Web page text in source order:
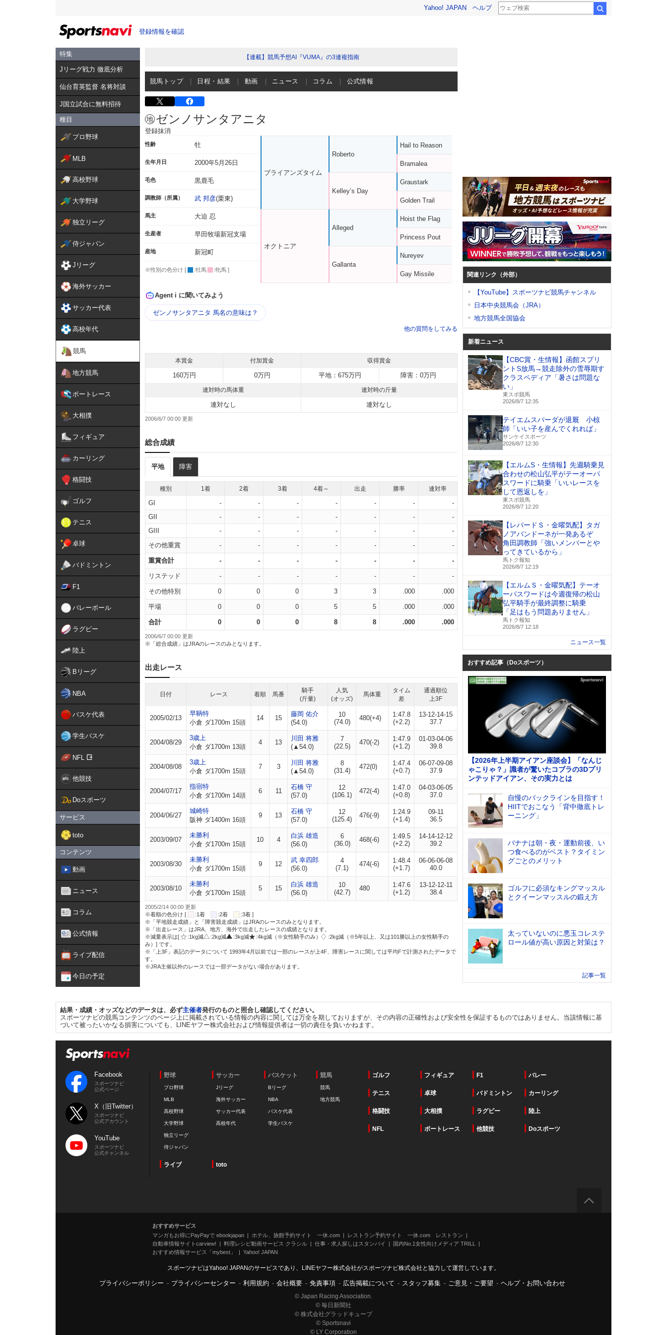
Yahoo! JAPAN ヘルプ
登録情報を確認
特集
Jリーグ戦力 徹底分析
仙台育英監督 名将対談
J国立試合に無料招待
種目
プロ野球
MLB
高校野球
大学野球
独立リーグ
侍ジャパン
Jリーグ
海外サッカー
サッカー代表
高校年代
競馬
地方競馬
ボートレース
大相撲
フィギュア
カーリング
格闘技
ゴルフ
テニス
卓球
バドミントン
F1
バレーボール
ラグビー
陸上
Bリーグ
NBA
バスケ代表
学生バスケ
NFL
他競技
Doスポーツ
サービス
toto
コンテンツ
動画
ニュース
コラム
公式情報
ライブ配信
今日の予定
【連載】競馬予想AI『VUMA』の3連複指南
競馬トップ 日程・結果 動画 ニュース コラム 公式情報
ゼンノサンタアニタ
登録抹消
性齢 牡
生年月日 2000年5月26日
毛色 黒鹿毛
調教師（所属） 武 邦彦(栗東)
馬主 大迫 忍
生産者 早田牧場新冠支場
産地 新冠町
※性別の色分け [ :牡馬 :牝馬 ]
ブライアンズタイム
オクトニア
Roberto
Kelley’s Day
Alleged
Gallanta
Hail to Reason
Bramalea
Graustark
Golden Trail
Hoist the Flag
Princess Pout
Nureyev
Gay Missile
Agent i に聞いてみよう
ゼンノサンタアニタ 馬名の意味は？
他の質問をしてみる
本賞金 付加賞金 収得賞金
160万円 0万円 平地：675万円 障害：0万円
連対時の馬体重 連対時の斤量
連対なし 連対なし
2006/6/7 00:00
総合成績
平地 障害
種別 1着 2着 3着 4着～ 出走 勝率 連対率
GI - - - - - -
-
GII
- - - - - -
-
GIII
- - - - - -
-
その他重賞
- - - - - - -
重賞合計 - - - - - - -
リステッド - - - - - - -
その他特別 0 0 0 3 3 .000 .000
平場 0 0 0 5 5 .000 .000
合計 0 0 0 8 8 .000 .000
2006/6/7 00:00 更新
※「総合成績」はJRAのレースのみとなります。
出走レース
日付 レース 着順 馬番
騎手
(斤量)
人気
(オッズ)
馬体重
タイム
差
通過順位
上3F
2005/02/13
早鞆特
小倉 ダ1700m 15頭
14 15
藤岡 佑介
(54.0)
10
(74.0)
480(+4)
1:47.8
(+2.2)
13-12-14-15
37.7
2004/08/29
3歳上
小倉 ダ1700m 13頭
4 13
川田 将雅
(▲54.0)
7
(22.5)
470(-2)
1:47.9
(+1.2)
01-03-04-06
39.8
2004/08/08
3歳上
小倉 ダ1700m 15頭
7 3
川田 将雅
(▲54.0)
8
(31.4)
472(0)
1:47.4
(+0.7)
06-07-09-08
37.9
2004/07/17
指宿特
小倉 ダ1700m 14頭
6 11
石橋 守
(57.0)
12
(106.1)
472(-4)
1:47.0
(+0.8)
04-03-06-05
37.0
2004/06/27
城崎特
阪神 ダ1400m 16頭
9 13
石橋 守
(57.0)
12
(125.4)
476(-9)
1:24.9
(+1.4)
09-11
36.5
2003/09/07
未勝利
小倉 ダ1700m 15頭
10 4
白浜 雄造
(56.0)
6
(36.0)
468(-6)
1:49.5
(+2.2)
14-14-12-12
39.2
2003/08/30
未勝利
小倉 ダ1700m 15頭
9 12
武 幸四郎
(56.0)
4
(7.1)
474(-6)
1:48.4
(+1.7)
06-06-06-08
40.0
2003/08/10
未勝利
小倉 ダ1700m 15頭
5 15
白浜 雄造
(56.0)
10
(42.7)
480
1:47.6
(+1.2)
13-12-12-11
38.4
2005/2/14 00:00 更新
※着順の色分け [
:1着 :2着
:3着 ]
※「平地競走成績」と「障害競走成績」はJRAのレースのみとなります。
※「出走レース」はJRA、地方、海外で出走したレースの成績となります。
※減量表示は[
:1kg減 :2kg減 :3kg減 :4kg減（※女性騎手のみ）
:2kg減（※5年以上、又は101勝以上の女性騎手の
み）] です。
※「上3F」表記のデータについて 1993年4月以前では一部のレースが上4F、障害レースに関しては平均Fで計測されたデータで
す。
※JRA主催以外のレースでは一部データがない場合があります。
関連リンク（外部）
【YouTube】スポーツナビ競馬チャンネル
日本中央競馬会（JRA）
地方競馬全国協会
新着ニュース
【CBC賞・生情報】函館スプリ
ントS放馬→競走除外の雪辱期す
クラスペディア「暑さは問題な
い」
東スポ競馬
2026/8/7 12:35
テイエムスパーダが退厩 小椋
師「いい子を産んでくれれば」
サンケイスポーツ
2026/8/7 12:30
【エルムS・生情報】先週騎乗見
合わせの松山弘平がテーオーパ
スワードに騎乗「いいレースを
して恩返しを」
東スポ競馬
2026/8/7 12:20
【レパードＳ・金曜気配】タガ
ノアバンドーネが一発あるぞ
角田調教師「強いメンバーとや
ってきているから」
馬トク報知
2026/8/7 12:19
【エルムＳ・金曜気配】テーオ
ーパスワードは今週復帰の松山
弘平騎手が最終調整に騎乗
「足はもう問題ありません」
馬トク報知
2026/8/7 12:18
ニュース一覧
おすすめ記事（Doスポーツ）
【2026年上半期アイアン座談会】「なんじ
ゃこりゃ？」識者が驚いたコブラの3Dプリ
ンテッドアイアン、その実力とは
自慢のバックラインを目指す！
HIITでおこなう「背中徹底トレ
ーニング」
バナナは朝・夜・運動前後、い
つ食べるのがベスト？タイミン
グごとのメリット
ゴルフに必須なキングマッスル
とクイーンマッスルの鍛え方
太っていないのに悪玉コレステ
ロール値が高い原因と対策は？
記事一覧
結果・成績・オッズなどのデータは、必ず主催者発行のものと照合し確認してください。
スポーツナビの競馬コンテンツのページ上に掲載されている情報の内容に関しては万全を期しておりますが、その内容の正確性および安全性を保証するものではありません。当該情報に基
づいて被ったいかなる損害についても、LINEヤフー株式会社および情報提供者は一切の責任を負いかねます。
Facebook
スポーツナビ
公式ページ
X（旧Twitter）
スポーツナビ
公式アカウント
YouTube
スポーツナビ
公式チャンネル
野球
プロ野球
MLB
高校野球
大学野球
独立リーグ
侍ジャパン
サッカー
Jリーグ
海外サッカー
サッカー代表
高校年代
バスケット
Bリーグ
NBA
バスケ代表
学生バスケ
競馬
競馬
地方競馬
ゴルフ フィギュア F1 バレー
テニス 卓球 バドミントン カーリング
格闘技 大相撲 ラグビー 陸上
NFL ボートレース 他競技 Doスポーツ
ライブ toto
おすすめサービス
マンガもお得にPayPayで ebookjapan
ホテル、旅館予約サイト 一休.com
レストラン予約サイト 一休.com レストラン
自動車情報サイトcarview!
料理レシピ動画サービス クラシル 仕事・求人探しはスタンバイ
国内No.1女性向けメディア TRILL
おすすめ情報サービス「mybest」
Yahoo! JAPAN
スポーツナビはYahoo! JAPANのサービスであり、LINEヤフー株式会社がスポーツナビ株式会社と協力して運営しています。
プライバシーポリシー - プライバシーセンター - 利用規約 - 会社概要 - 免責事項 - 広告掲載について - スタッフ募集 - ご意見・ご要望 - ヘルプ・お問い合わせ
© Japan Racing Association.
© 毎日新聞社
© 株式会社グラッドキューブ
© Sportsnavi
© LY Corporation